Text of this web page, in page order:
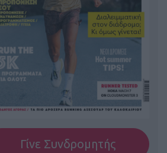
Γίνε Συνδρομητής